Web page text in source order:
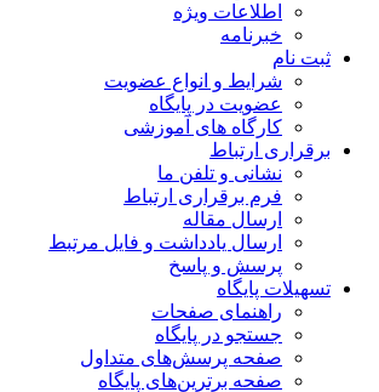
اطلاعات ویژه
خبرنامه
ثبت نام
شرایط و انواع عضویت
عضویت در پایگاه
کارگاه های آموزشی
برقراری ارتباط
نشانی و تلفن ما
فرم برقراری ارتباط
ارسال مقاله
ارسال یادداشت و فایل مرتبط
پرسش و پاسخ
تسهیلات پایگاه
راهنمای صفحات
جستجو در پایگاه
صفحه پرسش‌های متداول
صفحه برترین‌های پایگاه